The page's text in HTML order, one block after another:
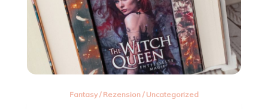
Fantasy/ Rezension/ Uncategorized